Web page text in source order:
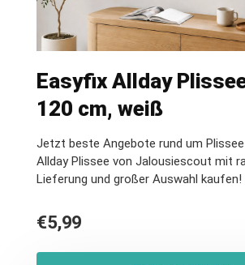
Easyfix Allday
120 cm, weiß
Jetzt beste Angebote rund um
Allday Plissee von Jalousiescout mit
Lieferung und großer Auswahl kaufen!
€5,99